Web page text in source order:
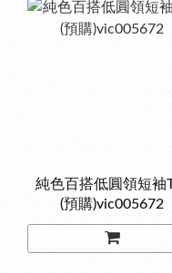
純色百搭低圓領短袖
(預購)vic005672